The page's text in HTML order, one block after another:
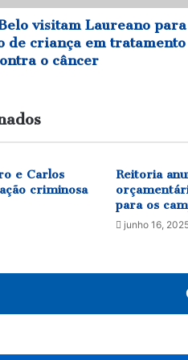
visitam Laureano para
de criança em tratamento
o câncer
e Carlos
criminosa
Reitoria
para os
junho 16,